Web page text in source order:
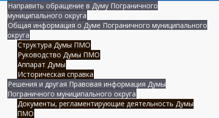
Направить обращение в Думу Пограничного
муниципального округа
Общая информация о Думе Пограничного муниципального
округа
Структура Думы ПМО
Руководство Думы ПМО
Аппарат Думы
Историческая справка
Решения и другая Правовая информация Думы
Пограничного муниципального округа
Документы, регламентирующие деятельность Думы
ПМО